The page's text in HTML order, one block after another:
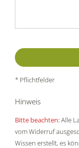
* Pflichtfelder
Hinweis
Bitte beachten:Alle
vom Widerruf
Wissen erstellt, es